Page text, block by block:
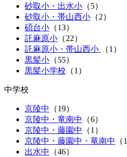
砂取小・出水小 （5）
砂取小・帯山西小 （2）
碩台小 （13）
託麻原小 （22）
託麻原小・帯山西小
（1 ）
黒髪小 （55）
黒髪小学校 （1）
中学校
京陵中 （19）
京陵中・竜南中
（6）
京陵中・藤園中
（1 ）
京陵中・藤園中・竜南中
（1
出水中
（46）